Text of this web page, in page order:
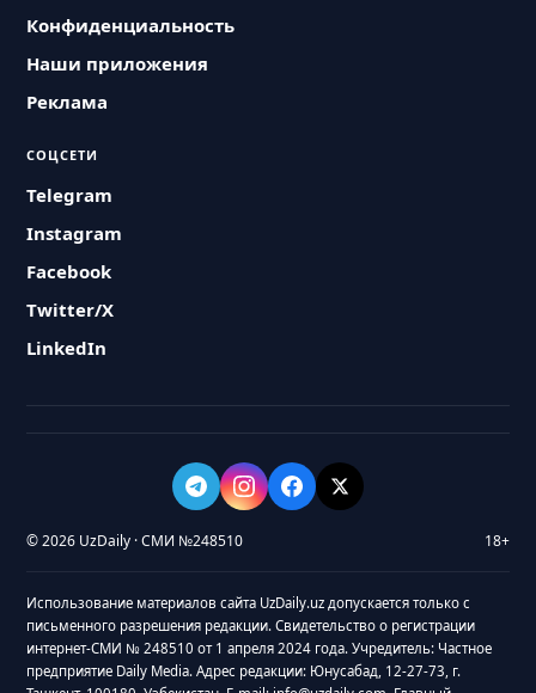
Конфиденциальность
Наши приложения
Реклама
СОЦСЕТИ
Telegram
Instagram
Facebook
Twitter/X
LinkedIn
© 2026 UzDaily · СМИ №248510 18+
Использование материалов сайта UzDaily.uz допускается только с
письменного разрешения редакции. Свидетельство о регистрации
интернет-СМИ № 248510 от 1 апреля 2024 года. Учредитель: Частное
предприятие Daily Media. Адрес редакции: Юнусабад, 12-27-73, г.